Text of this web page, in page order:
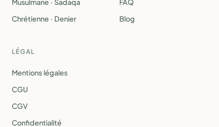
Musulmane · Sadaqa
Chrétienne · Denier
FAQ
Blog
LÉGAL
Mentions légales
CGU
CGV
Confidentialité